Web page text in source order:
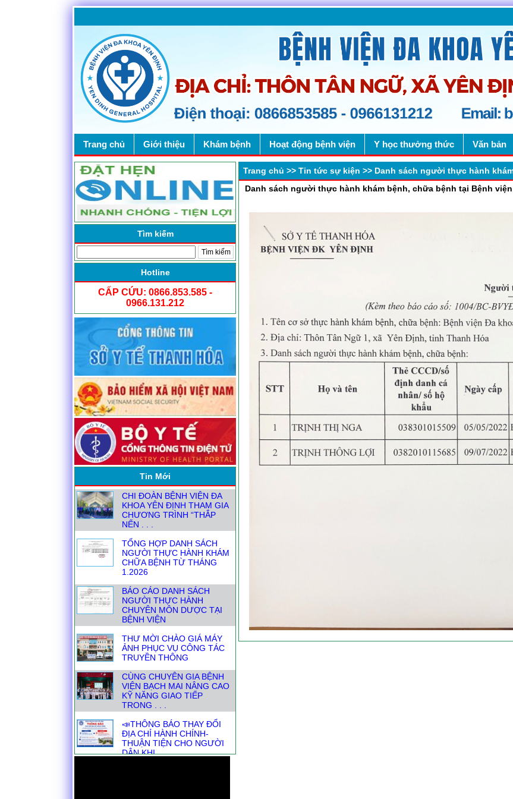
Trang chủ Giới thiệu Khám bệnh Hoạt động bệnh viện Y học thưởng thức Văn bản
Tìm kiếm
Hotline
CẤP CỨU: 0866.853.585 -
0966.131.212
Tin Mới
NGƯỜI ĐĂNG KÝ THỰC
HÀNH KHÁM CHỮA BỆNH
TỪ1.8
ĐỒNG HÀNH CÙNG CÁC
TRẠM Y TẾ XÃ NÂNG CAO
CHẤT LƯỢNG CHĂM SÓC
SỨC KHỎE . . .
CHI ĐOÀN BỆNH VIỆN ĐA
KHOA YÊN ĐỊNH THAM GIA
CHƯƠNG TRÌNH “THẮP
NẾN . . .
TỔNG HỢP DANH SÁCH
NGƯỜI THỰC HÀNH KHÁM
CHỮA BỆNH TỪ THÁNG
1.2026
BÁO CÁO DANH SÁCH
NGƯỜI THỰC HÀNH
CHUYÊN MÔN DƯỢC TẠI
BỆNH VIỆN
THƯ MỜI CHÀO GIÁ MÁY
ẢNH PHỤC VỤ CÔNG TÁC
TRUYỀN THÔNG
CÙNG CHUYÊN GIA BỆNH
VIỆN BẠCH MAI NÂNG CAO
KỸ NĂNG GIAO TIẾP
TRONG . . .
📣THÔNG BÁO THAY ĐỔI
ĐỊA CHỈ HÀNH CHÍNH-
THUẬN TIỆN CHO NGƯỜI
DÂN KHI . . .
Trang chủ >> Tin tức sự kiện >> Danh sách người thực hành
Danh sách người thực hành khám bệnh, chữa bệnh tại Bệnh